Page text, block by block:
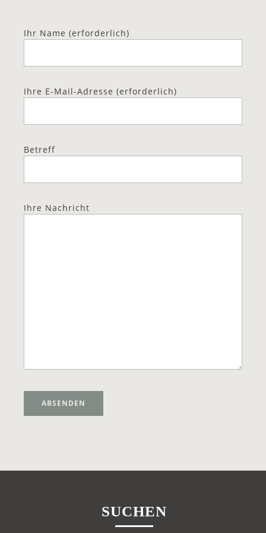
Ihr Name (erforderlich)
Ihre E-Mail-Adresse (erforderlich)
Betreff
Ihre Nachricht
SUCHEN